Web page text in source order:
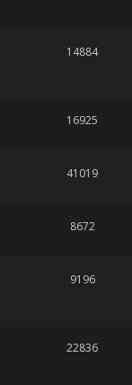
14884
16925
41019
8672
9196
22836